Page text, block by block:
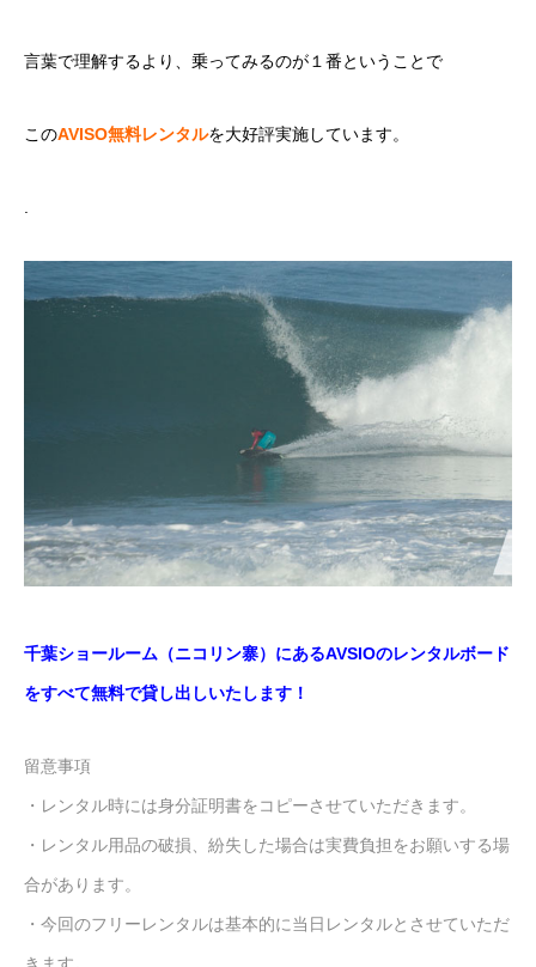
言葉で理解するより、乗ってみるのが１番ということで
このAVISO無料レンタルを大好評実施しています。
千葉ショールーム（ニコリン寨）にあるAVSIOのレンタルボード
をすべて無料で貸し出しいたします！
留意事項
・レンタル時には身分証明書をコピーさせていただきます。
・レンタル用品の破損、紛失した場合は実費負担をお願いする場
合があります。
・今回のフリーレンタルは基本的に当日レンタルとさせていただ